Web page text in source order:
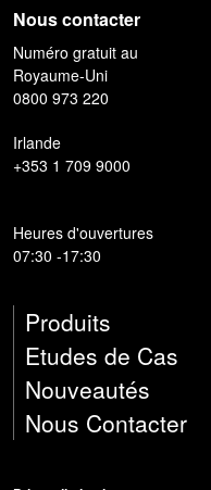
Nous contacter
Numéro gratuit au
Royaume-Uni
0800 973 220
Irlande
+353 1 709 9000
Heures d'ouvertures
07:30 -17:30
Produits
Etudes de Cas
Nouveautés
Nous Contacter